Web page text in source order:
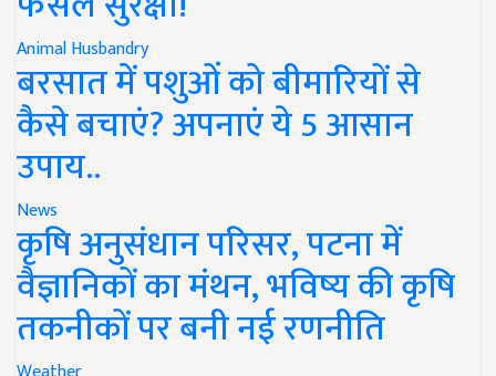
Animal Husbandry
बरसात में पशुओं को बीमारियों से
कैसे बचाएं? अपनाएं ये 5 आसान
उपाय..
News
कृषि अनुसंधान परिसर, पटना में
वैज्ञानिकों का मंथन, भविष्य की कृषि
तकनीकों पर बनी नई रणनीति